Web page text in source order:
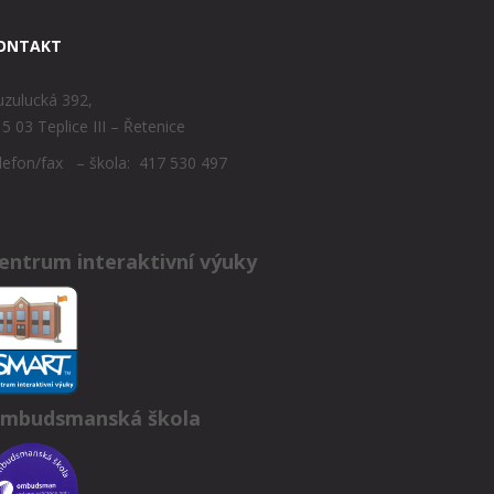
392,
03 Teplice III – Řetenice
fax – škola: 417 530 497
interaktivní výuky
škola